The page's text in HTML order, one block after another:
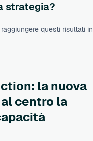
strategia?
questi risultati in
la nuova
centro la